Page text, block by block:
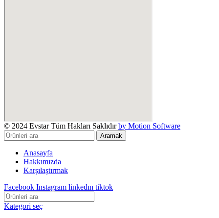
© 2024 Evstar Tüm Hakları Saklıdırby Motion Software
Aramak
Anasayfa
Hakkımızda
Karşılaştırmak
Facebook Instagram linkedın tiktok
Kategori seç